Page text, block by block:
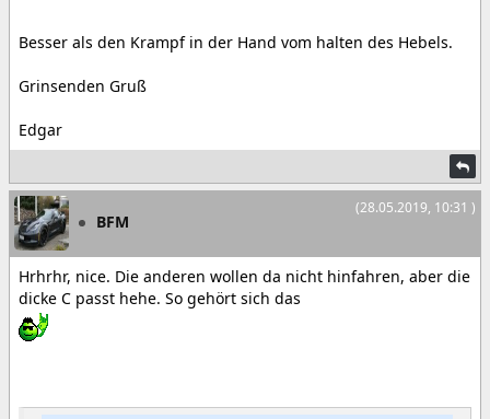
Besser als den Krampf in der Hand vom halten des Hebels.
Grinsenden Gruß
Edgar
(28.05.2019, 10:31 )
BFM
Hrhrhr, nice. Die anderen wollen da nicht hinfahren, aber die
dicke C passt hehe. So gehört sich das